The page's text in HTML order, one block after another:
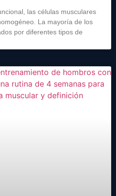
las células musculares
La mayoría de los
por diferentes tipos de